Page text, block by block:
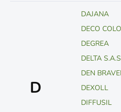
D
DAJANA
DECO
DEGREA
DELTA S.A.S
DEN
DEXOLL
DIFFUSIL